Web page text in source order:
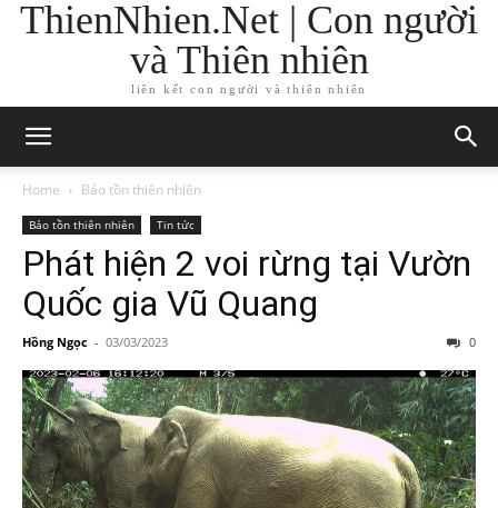
ThienNhien.Net | Con người
và Thiên nhiên
liên kết con người và thiên nhiên
Home Bảo tồn thiên nhiên
Bảo tồn thiên nhiên Tin tức
Phát hiện 2 voi rừng tại Vườn
Quốc gia Vũ Quang
Hồng Ngọc - 03/03/2023 0